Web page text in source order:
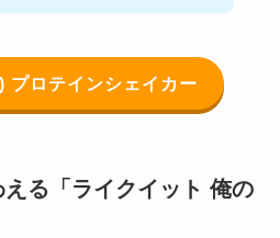
プロテインシェイカー
る「ライクイット 俺の